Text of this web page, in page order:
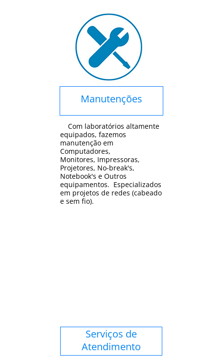
Manutenções
Com laboratórios altamente
equipados, fazemos
manutenção em
Computadores,
Monitores, Impressoras,
Projetores, No-break's,
Notebook's e Outros
equipamentos. Especializados
em projetos de redes (cabeado
e sem fio).
Serviços de
Atendimento